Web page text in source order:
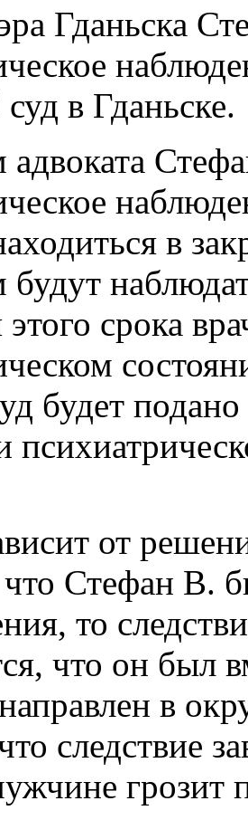
Гданьска
в Гданьске.
в
будут
этого срока
будет
от
что Стефан В.
то
что он был
в
следствие
грозит